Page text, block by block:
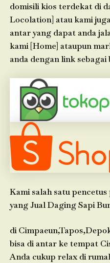
domisili kios terdekat di
Locolation] atau kami
antar yang dapat anda
kami [Home] ataupun
anda dengan link sebagai
Kami salah satu
yang Jual Daging Sapi
di
bisa di antar ke tempat
Anda cukup relax di